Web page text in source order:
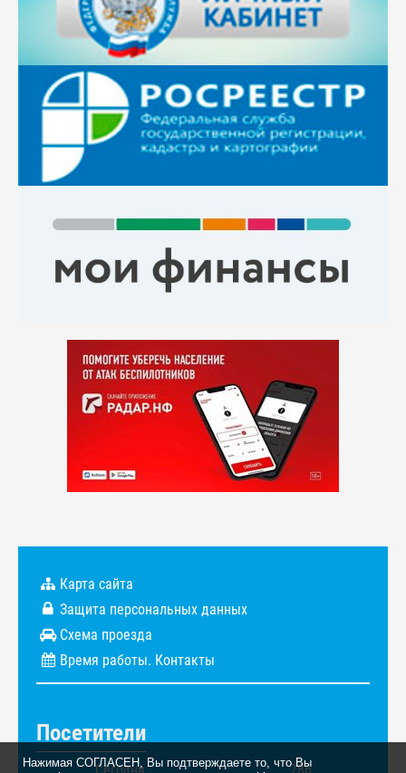
Нажимая СОГЛАСЕН, Вы подтверждаете то, что Вы
Карта сайта
Защита персональных данных
Схема проезда
Время работы. Контакты
Посетители